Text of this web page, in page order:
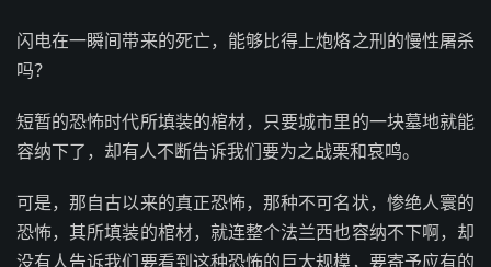
闪电在一瞬间带来的死亡，能够比得上炮烙之刑的慢性屠杀
吗？
短暂的恐怖时代所填装的棺材，只要城市里的一块墓地就能
容纳下了，却有人不断告诉我们要为之战栗和哀鸣。
可是，那自古以来的真正恐怖，那种不可名状，惨绝人寰的
恐怖，其所填装的棺材，就连整个法兰西也容纳不下啊，却
没有人告诉我们要看到这种恐怖的巨大规模，要寄予应有的